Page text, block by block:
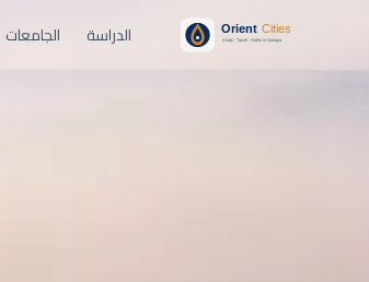
الدراسة الجامعات